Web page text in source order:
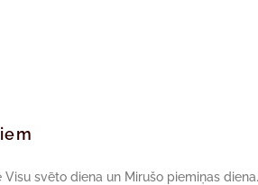
svēto diena un Mirušo piemiņas